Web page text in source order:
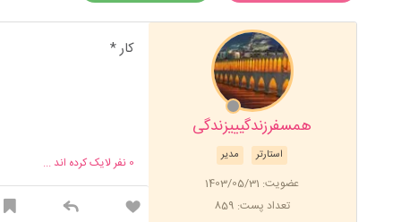
همسفرزندگیییزندگی
مدیر استارتر
عضویت: 1403/05/31
تعداد پست: 859
کار *
0 نفر لایک کرده اند ...